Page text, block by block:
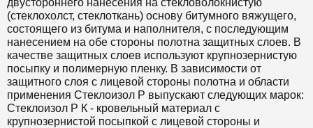
двустороннего нанесения на стекловолокнистую
(стеклохолст, стеклоткань) основу битумного вяжущего,
состоящего из битума и наполнителя, с последующим
нанесением на обе стороны полотна защитных слоев. В
качестве защитных слоев используют крупнозернистую
посыпку и полимерную пленку. В зависимости от
защитного слоя с лицевой стороны полотна и области
применения Стеклоизол Р выпускают следующих марок:
Стеклоизол Р К - кровельный материал с
крупнозернистой посыпкой с лицевой стороны и